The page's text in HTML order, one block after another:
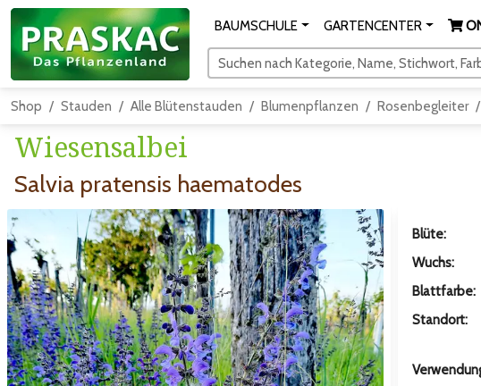
BAUMSCHULE GARTENCENTER
Suchen nach Kategorie, Name, Stichwort,
Shop Stauden Alle Blütenstauden Blumenpflanzen Rosenbegleiter
Wiesensalbei
Salvia pratensis haematodes
Blüte:
Wuchs:
Blattfarbe:
Standort: